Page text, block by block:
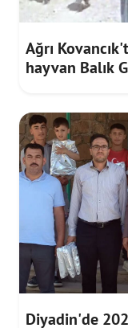
Ağrı
hayvan Balık
Diyadin'de